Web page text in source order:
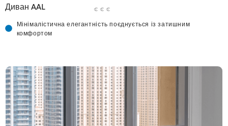
Диван AAL € € €
Мінімалістична елегантність поєднується із затишним
комфортом